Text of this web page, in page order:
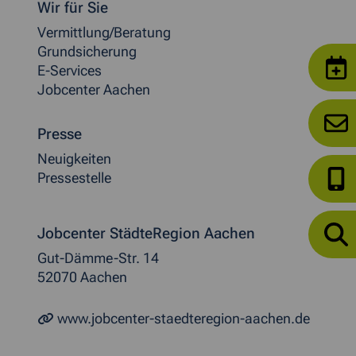
Wir für Sie
Vermittlung/Beratung
Grundsicherung
E-Services
Jobcenter Aachen
Presse
Neuigkeiten
Pressestelle
Jobcenter StädteRegion Aachen
Gut-Dämme-Str. 14
52070 Aachen
www.jobcenter-staedteregion-aachen.de